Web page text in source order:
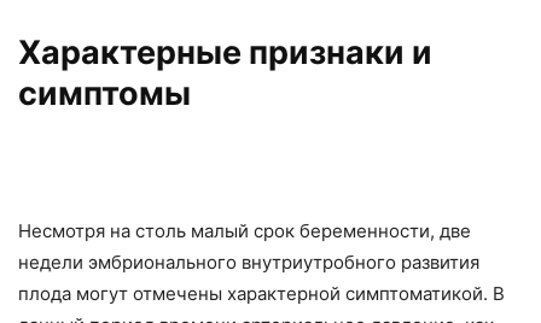
Характерные признаки и
симптомы
Несмотря на столь малый срок беременности, две
недели эмбрионального внутриутробного развития
плода могут отмечены характерной симптоматикой. В